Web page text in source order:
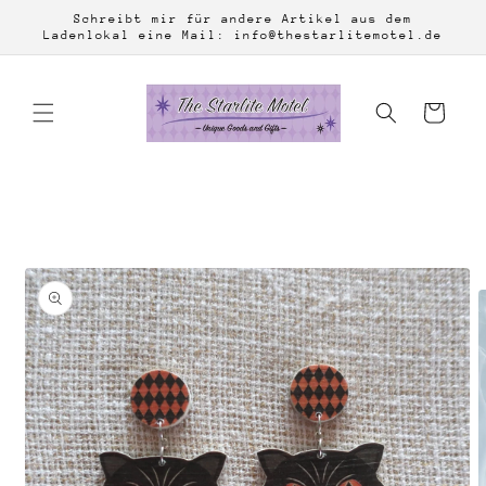
Inhalt
Schreibt mir für andere Artikel aus dem
Ladenlokal eine Mail: info@thestarlitemotel.de
Warenkorb